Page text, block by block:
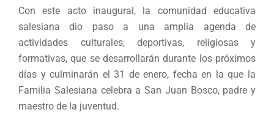
Con este acto inaugural, la comunidad educativa
salesiana dio paso a una amplia agenda de
actividades culturales, deportivas, religiosas y
formativas, que se desarrollarán durante los próximos
días y culminarán el 31 de enero, fecha en la que la
Familia Salesiana celebra a San Juan Bosco, padre y
maestro de la juventud.